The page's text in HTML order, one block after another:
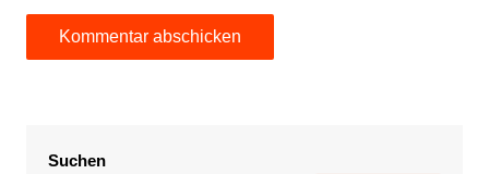
Suchen